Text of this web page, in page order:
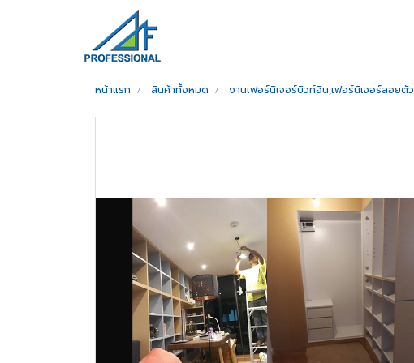
หน้าแรก สินค้าทั้งหมด งานเฟอร์นิเจอร์บิวท์อิน,เฟอร์นิเจอร์ลอยตัว